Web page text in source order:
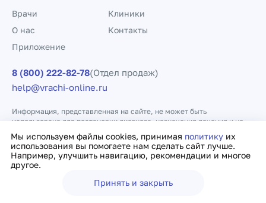
Мы используем файлы cookies, принимая политику их
использования вы помогаете нам сделать сайт лучше.
Например, улучшить навигацию, рекомендации и многое
другое.
Принять и закрыть
Врачи
Клиники
О нас
Контакты
Приложение
8 (800) 222-82-78(Отдел продаж)
help@vrachi-online.ru
Информация, представленная на сайте, не может быть
использована для постановки диагноза, назначения лечения и не
заменяет прием врача.
Политика конфиденциальности Договор оферты